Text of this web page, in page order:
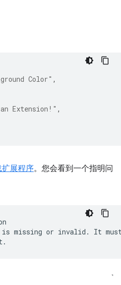
Color" ,
Extension!" ,
展程序。您会看到一个指明问
is missing or invalid. It